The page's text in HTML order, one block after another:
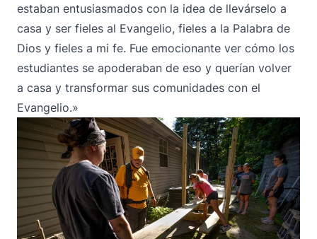
estaban entusiasmados con la idea de llevárselo a
casa y ser fieles al Evangelio, fieles a la Palabra de
Dios y fieles a mi fe. Fue emocionante ver cómo los
estudiantes se apoderaban de eso y querían volver
a casa y transformar sus comunidades con el
Evangelio.»